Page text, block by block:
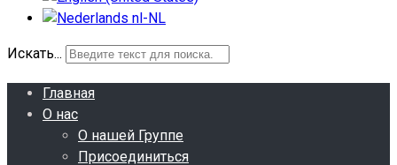
Искать...
Главная
О нас
О нашей Группе
Присоединиться